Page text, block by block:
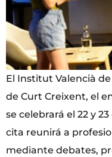
El Institut Valencià
de Curt Creixent, el
se celebrará el 22 y
cita reunirá a
mediante debates,